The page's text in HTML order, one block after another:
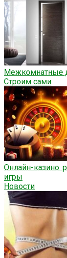
Межкомнатные
Строим сами
Онлайн-казино:
игры
Новости